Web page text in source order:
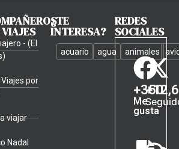
- (El
Viajes por
viajar
Nadal
¿TE
INTERESA?
acuario agua animales
REDES
SOCIALES
+350
Me
gusta
+